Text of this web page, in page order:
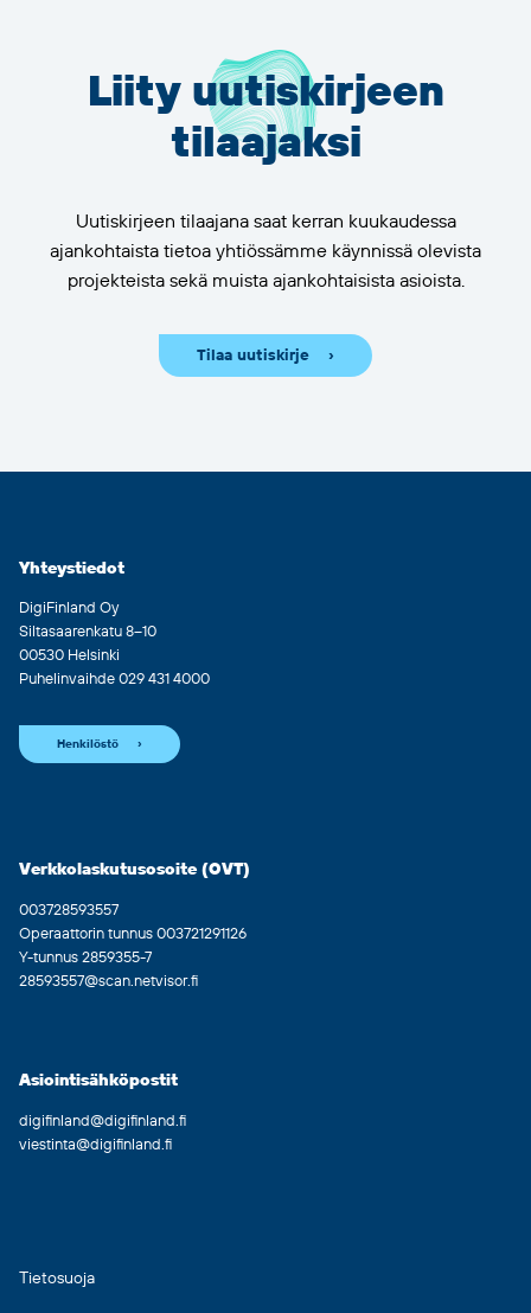
Liity uutiskirjeen
tilaajaksi
Uutiskirjeen tilaajana saat kerran kuukaudessa
ajankohtaista tietoa yhtiössämme käynnissä olevista
projekteista sekä muista ajankohtaisista asioista.
Tilaa uutiskirje
Yhteystiedot
DigiFinland Oy
Siltasaarenkatu 8–10
00530 Helsinki
Puhelinvaihde 029 431 4000
Henkilöstö
Verkkolaskutusosoite (OVT)
003728593557
Operaattorin tunnus 003721291126
Y-tunnus 2859355-7
28593557@scan.netvisor.fi
Asiointisähköpostit
digifinland@digifinland.fi
viestinta@digifinland.fi
Tietosuoja